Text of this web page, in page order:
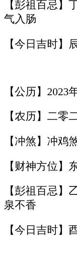
【彭祖百忌】
气入肠
【今日吉时】
【公历】2023
【农历】二零
【冲煞】冲鸡
【财神方位】
【彭祖百忌】
泉不香
【今日吉时】